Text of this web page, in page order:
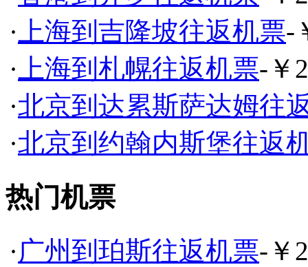
· 上海到吉隆坡往返机票-
· 上海到札幌往返机票-￥
·北京到达累斯萨达姆往
·北京到约翰内斯堡往返
热门机票
·广州到珀斯往返机票-￥